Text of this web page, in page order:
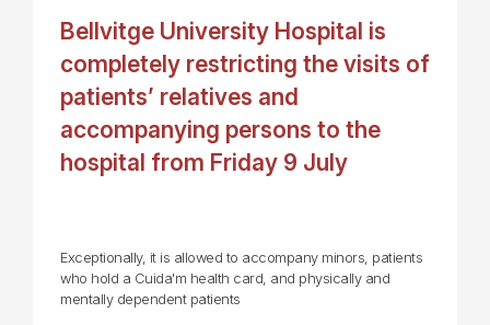
Bellvitge University Hospital is
completely restricting the visits of
patients’ relatives and
accompanying persons to the
hospital from Friday 9 July
Exceptionally, it is allowed to accompany minors, patients
who hold a Cuida'm health card, and physically and
mentally dependent patients